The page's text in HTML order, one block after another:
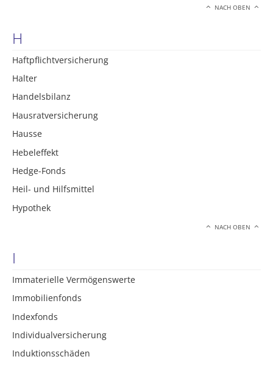
NACH OBEN
H
Haftpflichtversicherung
Halter
Handelsbilanz
Hausratversicherung
Hausse
Hebeleffekt
Hedge-Fonds
Heil- und Hilfsmittel
Hypothek
NACH OBEN
I
Immaterielle Vermögenswerte
Immobilienfonds
Indexfonds
Individualversicherung
Induktionsschäden